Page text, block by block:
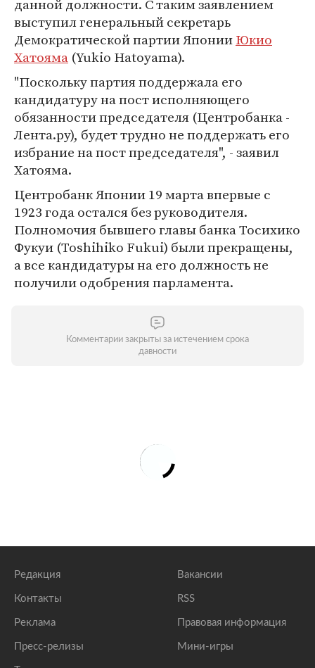
данной должности. С таким заявлением
выступил генеральный секретарь
Демократической партии ЯпонииЮкио
Хатояма (Yukio Hatoyama).
"Поскольку партия поддержала его
кандидатуру на пост исполняющего
обязанности председателя (Центробанка -
Лента.ру), будет трудно не поддержать его
избрание на пост председателя", - заявил
Хатояма.
Центробанк Японии 19 марта впервые с
1923 года остался без руководителя.
Полномочия бывшего главы банка Тосихико
Фукуи (Toshihiko Fukui) были прекращены,
а все кандидатуры на его должность не
получили одобрения парламента.
Комментарии закрыты за истечением срока
давности
Редакция
Контакты
Реклама
Пресс-релизы
Вакансии
RSS
Правовая информация
Мини-игры